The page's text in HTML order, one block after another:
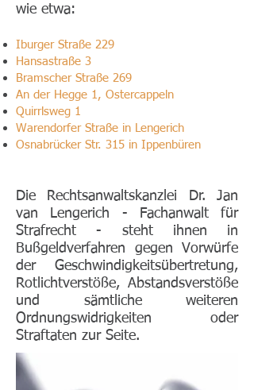
wie etwa:
Iburger Straße 229
Hansastraße 3
Bramscher Straße 269
An der Hegge 1, Ostercappeln
Quirrlsweg 1
Warendorfer Straße in Lengerich
Osnabrücker Str. 315 in Ippenbüren
Die Rechtsanwaltskanzlei Dr. Jan
van Lengerich - Fachanwalt für
Strafrecht - steht ihnen in
Bußgeldverfahren gegen Vorwürfe
der Geschwindigkeitsübertretung,
Rotlichtverstöße, Abstandsverstöße
und sämtliche weiteren
Ordnungswidrigkeiten oder
Straftaten zur Seite.